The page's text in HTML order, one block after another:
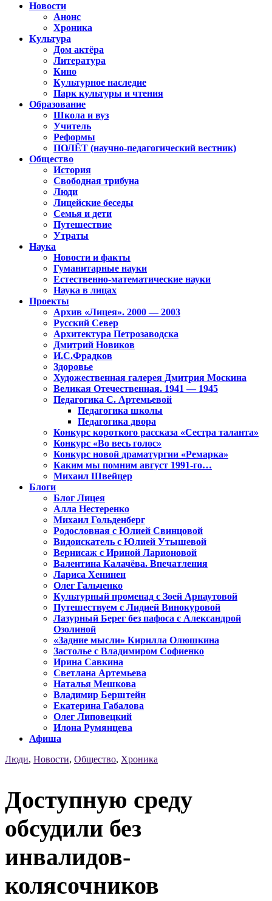
Новости
Анонс
Хроника
Культура
Дом актёра
Литература
Кино
Культурное наследие
Парк культуры и чтения
Образование
Школа и вуз
Учитель
Реформы
ПОЛЁТ (научно-педагогический вестник)
Общество
История
Свободная трибуна
Люди
Лицейские беседы
Семья и дети
Путешествие
Утраты
Наука
Новости и факты
Гуманитарные науки
Естественно-математические науки
Наука в лицах
Проекты
Архив «Лицея». 2000 — 2003
Русский Север
Архитектура Петрозаводска
Дмитрий Новиков
И.С.Фрадков
Здоровье
Художественная галерея Дмитрия Москина
Великая Отечественная. 1941 — 1945
Педагогика С. Артемьевой
Педагогика школы
Педагогика двора
Конкурс короткого рассказа «Сестра таланта»
Конкурс «Во весь голос»
Конкурс новой драматургии «Ремарка»
Каким мы помним август 1991-го…
Михаил Швейцер
Блоги
Блог Лицея
Алла Нестеренко
Михаил Гольденберг
Родословная с Юлией Свинцовой
Видоискатель с Юлией Утышевой
Вернисаж с Ириной Ларионовой
Валентина Калачёва. Впечатления
Лариса Хенинен
Олег Гальченко
Культурный променад с Зоей Арнаутовой
Путешествуем с Лидией Винокуровой
Лазурный Берег без пафоса с Александрой
Озолиной
«Задние мысли» Кирилла Олюшкина
Застолье с Владимиром Софиенко
Ирина Савкина
Светлана Артемьева
Наталья Мешкова
Владимир Берштейн
Екатерина Габалова
Олег Липовецкий
Илона Румянцева
Афиша
Люди, Новости, Общество, Хроника
Доступную среду
обсудили без
инвалидов-
колясочников